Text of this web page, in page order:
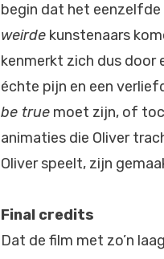
begin dat het
weirde kunstenaars
kenmerkt zich dus door
échte pijn en een
be true moet zijn, of
animaties die Oliver
Oliver speelt, zijn
Final credits
Dat de film met zo’n